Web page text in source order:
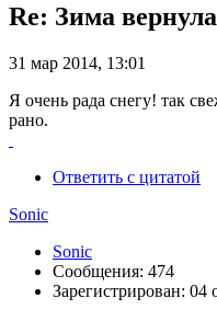
Re: Зима
31 мар 2014, 13:01
Я очень рада снегу! так
рано.
Ответить с цитатой
Sonic
Sonic
Сообщения: 474
Зарегистрирован: 04